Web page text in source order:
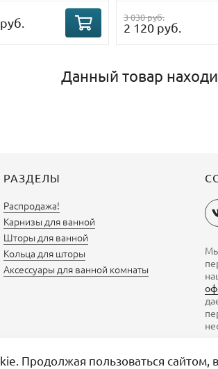
3 030 руб.
2 120 руб.
Данный товар
РАЗДЕЛЫ
Распродажа!
Карнизы для ванной
Шторы для ванной
Кольца для шторы
Аксессуары для ванной комнаты
0 Вы смотрели 0
Продолжая пользоваться сайтом,